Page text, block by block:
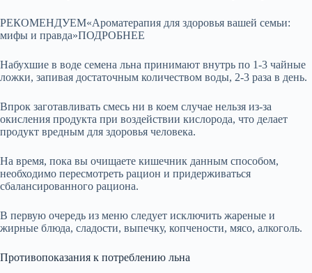
РЕКОМЕНДУЕМ«Ароматерапия для здоровья вашей семьи:
мифы и правда»ПОДРОБНЕЕ
Набухшие в воде семена льна принимают внутрь по 1-3 чайные
ложки, запивая достаточным количеством воды, 2-3 раза в день.
Впрок заготавливать смесь ни в коем случае нельзя из-за
окисления продукта при воздействии кислорода, что делает
продукт вредным для здоровья человека.
На время, пока вы очищаете кишечник данным способом,
необходимо пересмотреть рацион и придерживаться
сбалансированного рациона.
В первую очередь из меню следует исключить жареные и
жирные блюда, сладости, выпечку, копчености, мясо, алкоголь.
Противопоказания к потреблению льна